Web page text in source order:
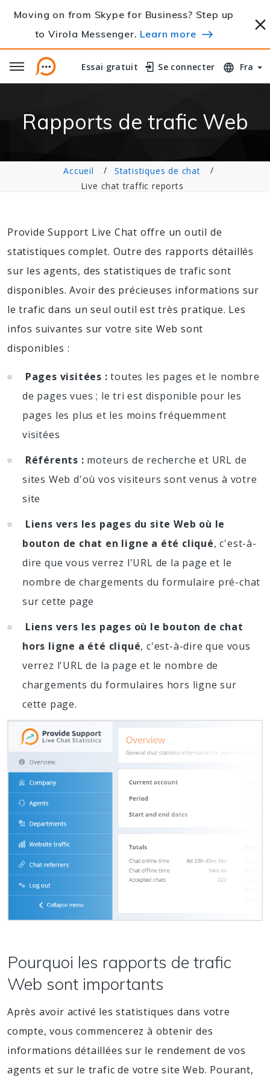
Moving on from Skype for Business? Step up
to Virola Messenger. Learn more
Essai gratuit
Essai gratuit Se connecter
Se connecter Fra
Rapports de trafic Web
Accueil
Statistiques de chat
Live chat traffic reports
Provide Support Live Chat offre un outil de
statistiques complet. Outre des rapports détaillés
sur les agents, des statistiques de trafic sont
disponibles. Avoir des précieuses informations sur
le trafic dans un seul outil est très pratique. Les
infos suivantes sur votre site Web sont
disponibles :
Pages visitées : toutes les pages et le nombre
de pages vues ; le tri est disponible pour les
pages les plus et les moins fréquemment
visitées
Référents : moteurs de recherche et URL de
sites Web d'où vos visiteurs sont venus à votre
site
Liens vers les pages du site Web où le
bouton de chat en ligne a été cliqué, c'est-à-
dire que vous verrez l'URL de la page et le
nombre de chargements du formulaire pré-chat
sur cette page
Liens vers les pages où le bouton de chat
hors ligne a été cliqué, c'est-à-dire que vous
verrez l'URL de la page et le nombre de
chargements du formulaires hors ligne sur
cette page.
Pourquoi les rapports de trafic
Web sont importants
Après avoir activé les statistiques dans votre
compte, vous commencerez à obtenir des
informations détaillées sur le rendement de vos
agents et sur le trafic de votre site Web. Pourant,